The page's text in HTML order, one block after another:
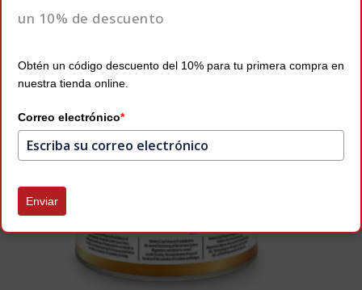
un 10% de descuento
Obtén un código descuento del 10% para tu primera compra en
nuestra tienda online.
Correo electrónico*
Enviar